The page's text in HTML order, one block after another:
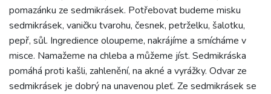
pomazánku ze sedmikrásek. Potřebovat budeme misku
sedmikrásek, vaničku tvarohu, česnek, petrželku, šalotku,
pepř, sůl. Ingredience oloupeme, nakrájíme a smícháme v
misce. Namažeme na chleba a můžeme jíst. Sedmikráska
pomáhá proti kašli, zahlenění, na akné a vyrážky. Odvar ze
sedmikrásek je dobrý na unavenou pleť. Ze sedmikrásek se